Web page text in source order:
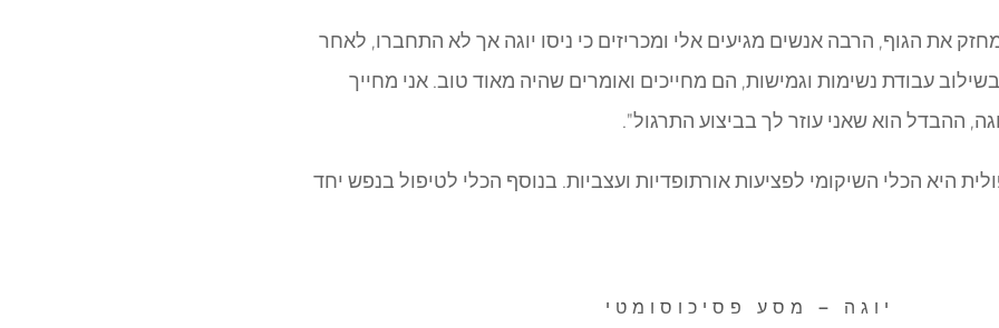
את הגוף, הרבה אנשים מגיעים אלי ומכריזים כי ניסו יוגה אך לא התחברו, לאחר
עבודת נשימות וגמישות, הם מחייכים ואומרים שהיה מאוד טוב. אני מחייך
ההבדל הוא שאני עוזר לך בביצוע התרגול".
היא הכלי השיקומי לפציעות אורתופדיות ועצביות. בנוסף הכלי לטיפול בנפש יחד
יוגה – מסע פסיכוסומטי